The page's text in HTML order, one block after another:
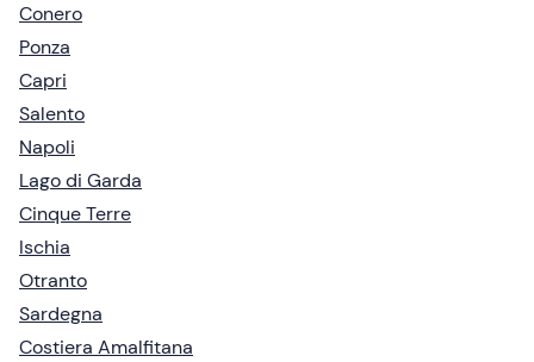
Conero
Ponza
Capri
Salento
Napoli
Lago di Garda
Cinque Terre
Ischia
Otranto
Sardegna
Costiera Amalfitana